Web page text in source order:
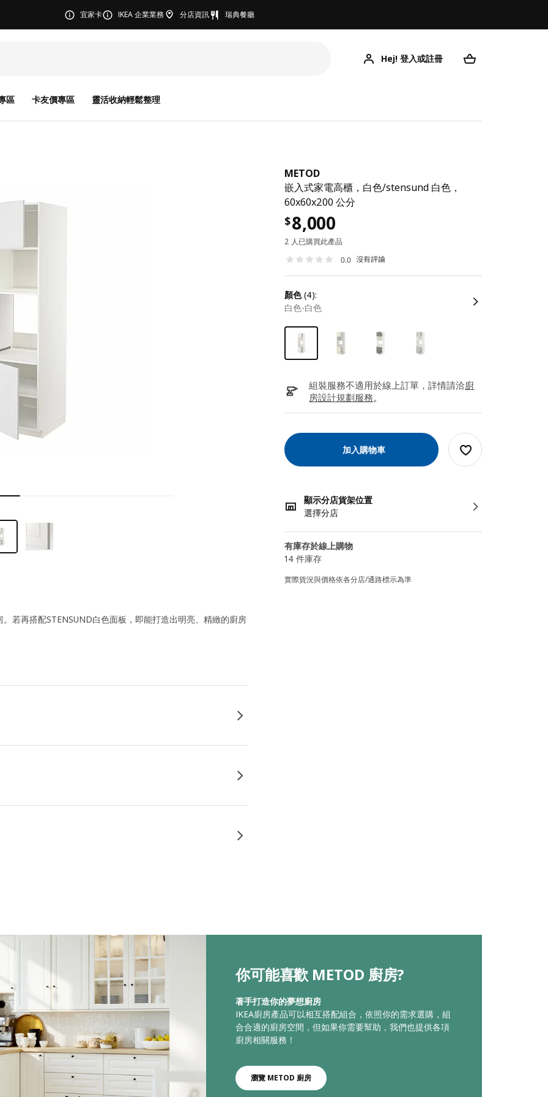
宜家卡 IKEA 企業業務 分店資訊 瑞典餐廳
Hej! 登入或註冊
區 卡友價專區 靈活收納輕鬆整理
METOD
嵌入式家電高櫃，白色/stensund 白色，
60x60x200 公分
$8,000
2 人已購買此產品
0.0 沒有評論
顏色(4):
白色-白色
組裝服務不適用於線上訂單，詳情請洽廚
房設計規劃服務。
加入購物車
顯示分店貨架位置
選擇分店
有庫存於線上購物
14 件庫存
實際貨況與價格依各分店/通路標示為準
若再搭配STENSUND白色面板，即能打造出明亮、精緻的廚房
你可能喜歡 METOD 廚房?
著手打造你的夢想廚房
IKEA廚房產品可以相互搭配組合，依照你的需求選購，組
合合適的廚房空間，但如果你需要幫助，我們也提供各項
廚房相關服務！
瀏覽 METOD 廚房